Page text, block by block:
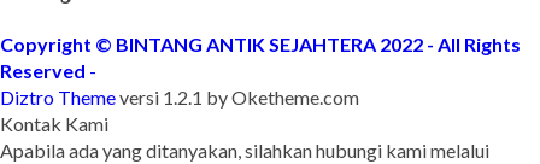
Copyright © BINTANG ANTIK SEJAHTERA 2022 - All Rights
Reserved -
Diztro Themeversi 1.2.1 by Oketheme.com
Kontak Kami
Apabila ada yang ditanyakan, silahkan hubungi kami melalui